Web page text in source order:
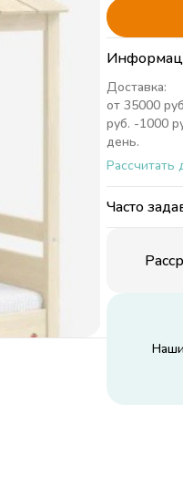
Доставка:
от 35000
руб. -1000
день.
Рассчитать
Часто